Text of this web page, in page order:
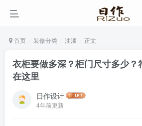
首页 装修分类 油漆 正文
衣柜要做多深？柜门尺寸多少？
在这里
日作设计
4年前更新